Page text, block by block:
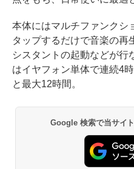
本体にはマルチファンクシ
タップするだけで音楽の再
シスタントの起動などが行
はイヤフォン単体で連続4
と最大12時間。
Google 検索で当サイ